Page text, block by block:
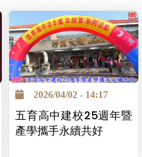
2026/04/02 - 14:17
五育高中建校25週年暨
產學攜手永續共好